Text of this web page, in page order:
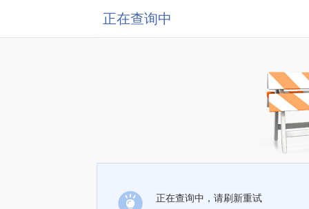
正在查询中
正在查询中，请刷新重试